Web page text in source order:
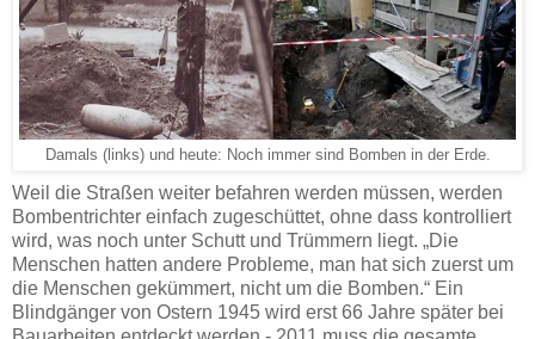
Damals (links) und heute: Noch immer sind Bomben in der Erde.
Weil die Straßen weiter befahren werden müssen, werden
Bombentrichter einfach zugeschüttet, ohne dass kontrolliert
wird, was noch unter Schutt und Trümmern liegt. „Die
Menschen hatten andere Probleme, man hat sich zuerst um
die Menschen gekümmert, nicht um die Bomben.“ Ein
Blindgänger von Ostern 1945 wird erst 66 Jahre später bei